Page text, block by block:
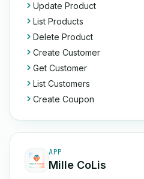
Update Product
List Products
Delete Product
Create Customer
Get Customer
List Customers
Create Coupon
APP
Mille CoLis